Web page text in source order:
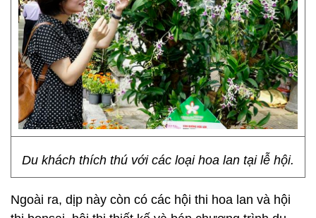
Du khách thích thú với các loại hoa lan tại lễ hội.
Ngoài ra, dịp này còn có các hội thi hoa lan và hội